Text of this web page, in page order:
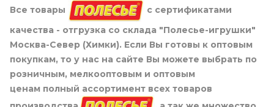
Все товары
с сертификатами
качества - отгрузка со склада "Полесье-игрушки"
Москва-Север (Химки). Если Вы готовы к оптовым
покупкам, то у нас на сайте Вы можете выбрать по
розничным, мелкооптовым и оптовым
ценам полный ассортимент всех товаров